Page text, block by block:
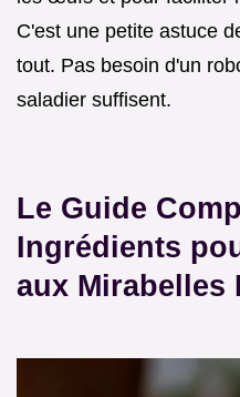
C'est une petite astuce
tout. Pas besoin d'un
saladier suffisent.
Le Guide
Ingrédients
aux Mirabelles